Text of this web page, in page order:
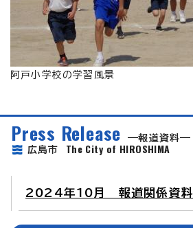
阿戸小学校の学習風景
Press Release
報道資料
広島市 The City of HIROSHIMA
2024年10月 報道関係資料